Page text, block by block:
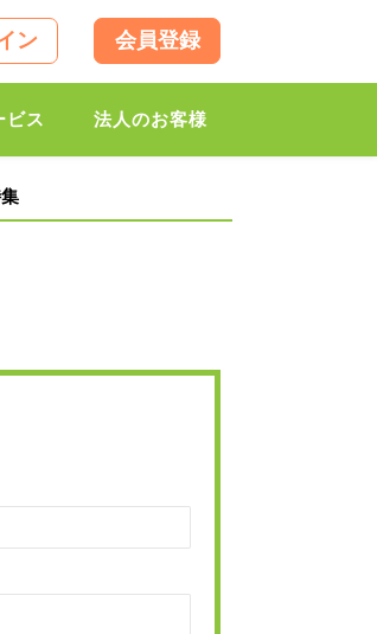
ン 会員登録
ビス 法人のお客様